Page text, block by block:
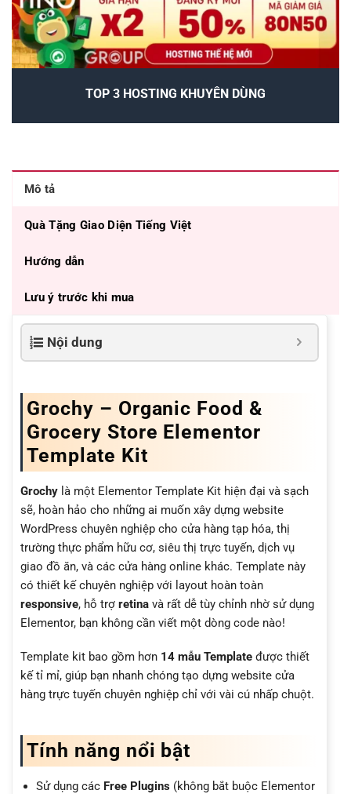
TOP 3 HOSTING KHUYÊN DÙNG
Mô tả
Quà Tặng Giao Diện Tiếng Việt
Hướng dẫn
Lưu ý trước khi mua
Nội dung
Grochy – Organic Food &
Grocery Store Elementor
Template Kit
Grochy là một Elementor Template Kit hiện đại và sạch
sẽ, hoàn hảo cho những ai muốn xây dựng website
WordPress chuyên nghiệp cho cửa hàng tạp hóa, thị
trường thực phẩm hữu cơ, siêu thị trực tuyến, dịch vụ
giao đồ ăn, và các cửa hàng online khác. Template này
có thiết kế chuyên nghiệp với layout hoàn toàn
responsive, hỗ trợ retina và rất dễ tùy chỉnh nhờ sử dụng
Elementor, bạn không cần viết một dòng code nào!
Template kit bao gồm hơn 14 mẫu Template được thiết
kế tỉ mỉ, giúp bạn nhanh chóng tạo dựng website cửa
hàng trực tuyến chuyên nghiệp chỉ với vài cú nhấp chuột.
Tính năng nổi bật
Sử dụng các Free Plugins(không bắt buộc Elementor